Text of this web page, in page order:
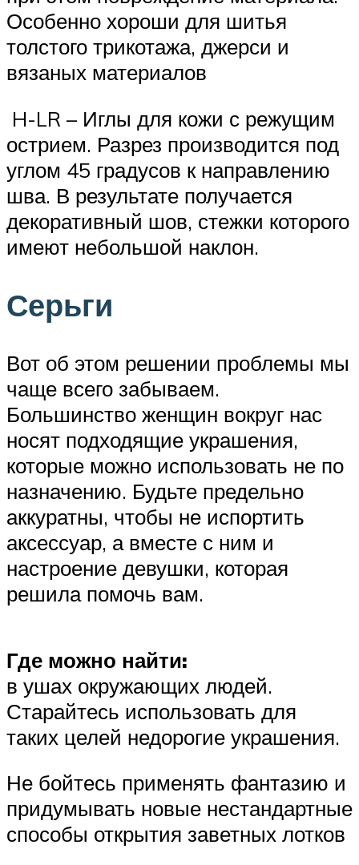
Особенно хороши для шитья
толстого трикотажа, джерси и
вязаных материалов
H-LR – Иглы для кожи с режущим
острием. Разрез производится под
углом 45 градусов к направлению
шва. В результате получается
декоративный шов, стежки которого
имеют небольшой наклон.
Серьги
Вот об этом решении проблемы мы
чаще всего забываем.
Большинство женщин вокруг нас
носят подходящие украшения,
которые можно использовать не по
назначению. Будьте предельно
аккуратны, чтобы не испортить
аксессуар, а вместе с ним и
настроение девушки, которая
решила помочь вам.
Где можно найти:
в ушах окружающих людей.
Старайтесь использовать для
таких целей недорогие украшения.
Не бойтесь применять фантазию и
придумывать новые нестандартные
способы открытия заветных лотков